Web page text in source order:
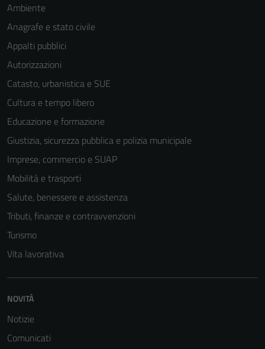
Ambiente
Anagrafe e stato civile
Appalti pubblici
Autorizzazioni
Catasto, urbanistica e SUE
Cultura e tempo libero
Educazione e formazione
Giustizia, sicurezza pubblica e polizia municipale
Imprese, commercio e SUAP
Mobilità e trasporti
Salute, benessere e assistenza
Tributi, finanze e contravvenzioni
Turismo
Vita lavorativa
NOVITÀ
Notizie
Comunicati